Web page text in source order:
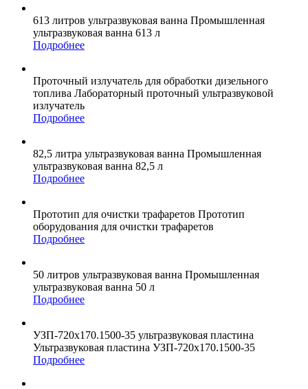
613 литров ультразвуковая ванна Промышленная
ультразвуковая ванна 613 л
Подробнее
Проточный излучатель для обработки дизельного
топлива Лабораторный проточный ультразвуковой
излучатель
Подробнее
82,5 литра ультразвуковая ванна Промышленная
ультразвуковая ванна 82,5 л
Подробнее
Прототип для очистки трафаретов Прототип
оборудования для очистки трафаретов
Подробнее
50 литров ультразвуковая ванна Промышленная
ультразвуковая ванна 50 л
Подробнее
УЗП-720х170.1500-35 ультразвуковая пластина
Ультразвуковая пластина УЗП-720х170.1500-35
Подробнее